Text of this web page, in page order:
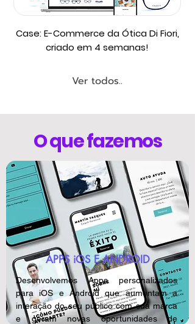
Case: E-Commerce da Ótica Di Fiori,
criado em 4 semanas!
Ver todos..
O que fazemos
Desenvolvemos Apps personalizados
para iOS e Android que aumentam a
interação do seu público com sua marca
e geram novas oportunidades de
APPS iOS E ANDROID